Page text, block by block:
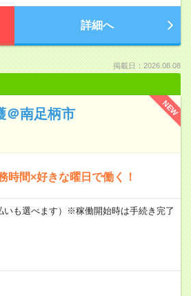
詳細へ
掲載日：2026.08.08
NEW
＠南足柄市
時間×好きな曜日で働く！
も選べます）※稼働開始時は手続き完了